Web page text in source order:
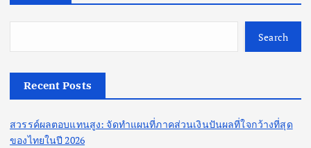
Search
Recent Posts
สวรรค์ผลตอบแทนสูง: จัดทำแผนที่ภาคส่วนเงินปันผลที่ใจกว้างที่สุด
ของไทยในปี 2026